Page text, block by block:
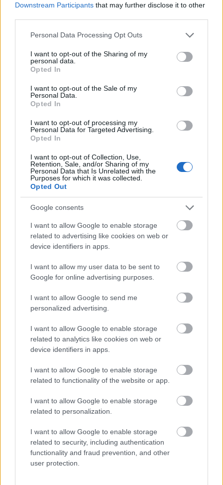
Downstream Participants that may further disclose it to other
Please note that this website/app uses one or more Google
not limited to your visit or usage behaviour. You may click to
grant or deny consent to Google and its third-party tags to
use your data for below specified purposes in below Google
consent section.
Personal Data Processing Opt Outs
I want to opt-out of the Sharing of my
personal data.
Opted In
I want to opt-out of the Sale of my
Personal Data.
Opted In
I want to opt-out of processing my
Personal Data for Targeted Advertising.
Opted In
I want to opt-out of Collection, Use,
Retention, Sale, and/or Sharing of my
Personal Data that Is Unrelated with the
Purposes for which it was collected.
Opted Out
Google consents
I want to allow Google to enable storage
related to advertising like cookies on web or
device identifiers in apps.
I want to allow my user data to be sent to
Google for online advertising purposes.
I want to allow Google to send me
personalized advertising.
I want to allow Google to enable storage
related to analytics like cookies on web or
device identifiers in apps.
I want to allow Google to enable storage
related to functionality of the website or app.
I want to allow Google to enable storage
related to personalization.
I want to allow Google to enable storage
related to security, including authentication
functionality and fraud prevention, and other
user protection.
ΛΟΓΟΙ ΥΓΕΙΑΣ
έναντι του καρκίνου του τραχήλου της μήτρας